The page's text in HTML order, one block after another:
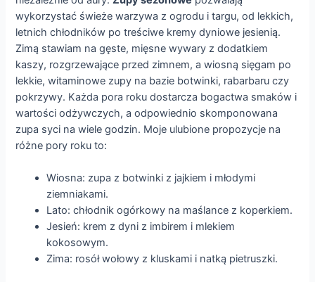
wykorzystać świeże warzywa z ogrodu i targu, od lekkich,
letnich chłodników po treściwe kremy dyniowe jesienią.
Zimą stawiam na gęste, mięsne wywary z dodatkiem
kaszy, rozgrzewające przed zimnem, a wiosną sięgam po
lekkie, witaminowe zupy na bazie botwinki, rabarbaru czy
pokrzywy. Każda pora roku dostarcza bogactwa smaków i
wartości odżywczych, a odpowiednio skomponowana
zupa syci na wiele godzin. Moje ulubione propozycje na
różne pory roku to:
Wiosna: zupa z botwinki z jajkiem i młodymi
ziemniakami.
Lato: chłodnik ogórkowy na maślance z koperkiem.
Jesień: krem z dyni z imbirem i mlekiem
kokosowym.
Zima: rosół wołowy z kluskami i natką pietruszki.